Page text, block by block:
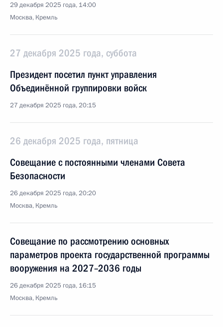
29 декабря 2025 года, 14:00
Москва, Кремль
27 декабря 2025 года, суббота
Президент посетил пункт управления
Объединённой группировки войск
27 декабря 2025 года, 20:15
26 декабря 2025 года, пятница
Совещание с постоянными членами Совета
Безопасности
26 декабря 2025 года, 20:20
Москва, Кремль
Совещание по рассмотрению основных
параметров проекта государственной программы
вооружения на 2027–2036 годы
26 декабря 2025 года, 16:15
Москва, Кремль